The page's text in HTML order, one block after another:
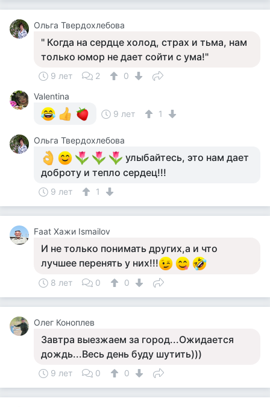
Ольга Твердохлебова
" Когда на сердце холод, страх и тьма, нам
только юмор не дает сойти с ума!"
9 лет 2
0
Valentina
9 лет
1
Ольга Твердохлебова
улыбайтесь, это нам дает
доброту и тепло сердец!!!
9 лет 1
Faat Хажи Ismailov
И не только понимать других,а и что
лучшее перенять у них!!!
8 лет 0 0
Олег Коноплев
Завтра выезжаем за город...Ожидается
дождь...Весь день буду шутить)))
9 лет 0 0